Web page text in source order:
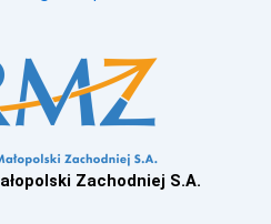
Zachodniej S.A.